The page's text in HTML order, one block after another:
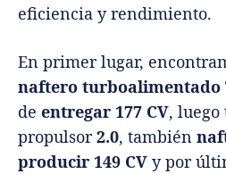
eficiencia y rendimiento.
En primer lugar,
naftero turboalimentado
de entregar 177 CV, luego
propulsor2.0, también
producir 149 CV y por